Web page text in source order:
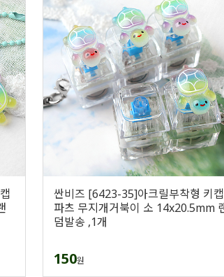
싼비즈 [6423-35]아크릴부착형 키캡
파츠 무지개거북이 소 14x20.5mm
덤발송 ,1개
150원